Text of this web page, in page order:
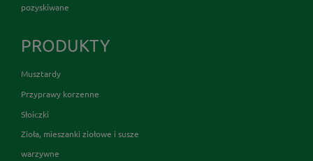
pozyskiwane
PRODUKTY
Musztardy
Przyprawy korzenne
Słoiczki
Zioła, mieszanki ziołowe i susze
warzywne